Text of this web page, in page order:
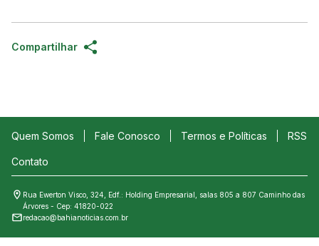
Compartilhar
Quem Somos Fale Conosco Termos e Políticas RSS
Contato
Rua Ewerton Visco, 324, Edf.: Holding Empresarial, salas 805 a 807 Caminho das
Árvores - Cep: 41820-022
redacao@bahianoticias.com.br